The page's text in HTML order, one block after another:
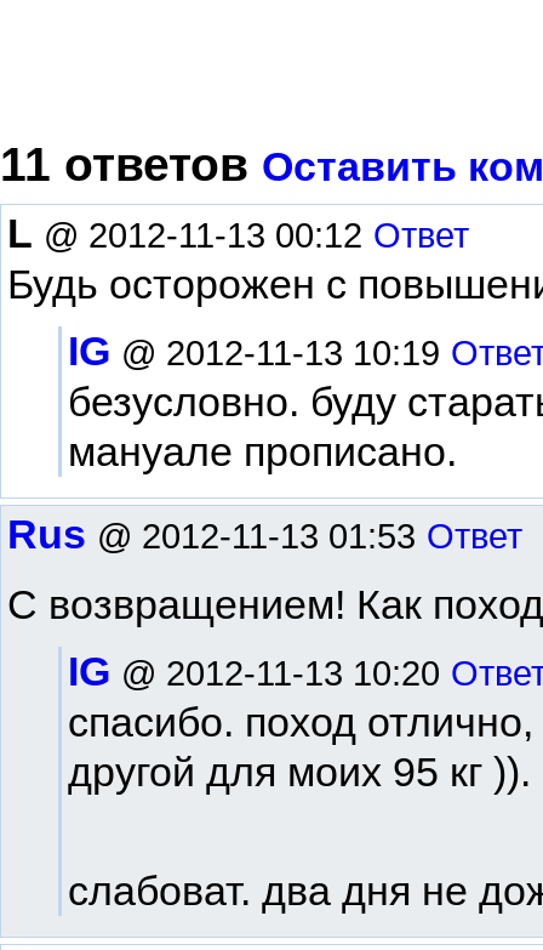
11 ответов Оставить
L @ 2012-11-13 00:12 Ответ
Будь осторожен с
IG @ 2012-11-13 10:19
безусловно. буду
мануале прописано.
Rus @ 2012-11-13 01:53 Ответ
С возвращением! Как
IG @ 2012-11-13 10:20
спасибо. поход
другой для моих 95 кг
слабоват. два дня не